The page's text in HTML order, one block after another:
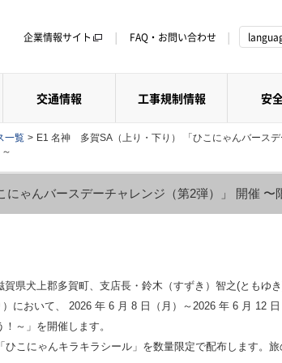
企業情報サイト FAQ・お問い合わせ
交通情報 工事規制情報 安
一覧 > E1 名神 多賀SA（上り・下り） 「ひこにゃんバース
ゃんバースデーチャレンジ（第2弾）」 開催 〜
犬上郡多賀町、支店長・鈴木（すずき）智之(ともゆ
において、 2026 年 6 月 8 日（月）～2026 年 6 月 12
～」を開催します。
こにゃんキラキラシール」を数量限定で配布します。